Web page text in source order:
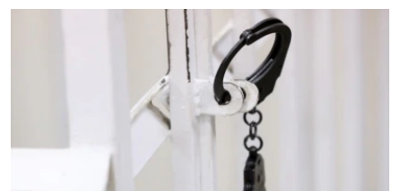
Вернутся
РАСПИСАНИЕ ВЕЩАНИЯ
ПОДПИШИТЕСЬ НА РАССЫЛКУ